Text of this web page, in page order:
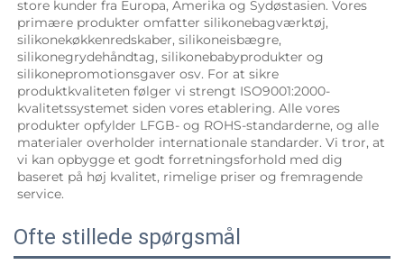
store kunder fra Europa, Amerika og Sydøstasien. Vores
primære produkter omfatter silikonebagværktøj,
silikonekøkkenredskaber, silikoneisbægre,
silikonegrydehåndtag, silikonebabyprodukter og
silikonepromotionsgaver osv. For at sikre
produktkvaliteten følger vi strengt ISO9001:2000-
kvalitetssystemet siden vores etablering. Alle vores
produkter opfylder LFGB- og ROHS-standarderne, og alle
materialer overholder internationale standarder. Vi tror, at
vi kan opbygge et godt forretningsforhold med dig
baseret på høj kvalitet, rimelige priser og fremragende
service.
Ofte stillede spørgsmål